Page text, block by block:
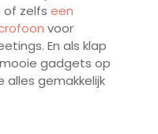
of zelfs een
voor
En als klap
gadgets op
alles gemakkelijk